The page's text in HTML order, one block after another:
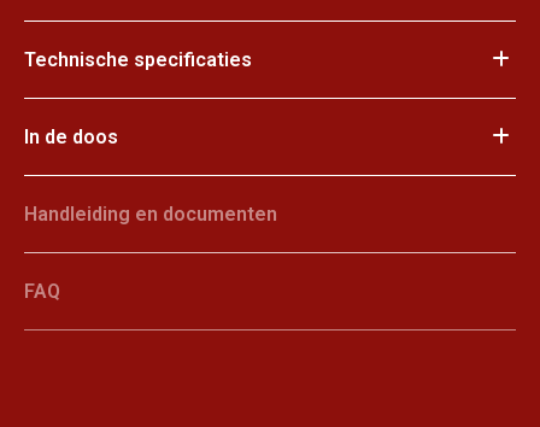
Technische specificaties
In de doos
Handleiding en documenten
FAQ